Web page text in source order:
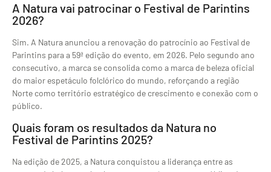
A Natura vai patrocinar o Festival de Parintins
2026?
Sim. A Natura anunciou a renovação do patrocínio ao Festival de
Parintins para a 59ª edição do evento, em 2026. Pelo segundo ano
consecutivo, a marca se consolida como a marca de beleza oficial
do maior espetáculo folclórico do mundo, reforçando a região
Norte como território estratégico de crescimento e conexão com o
público.
Quais foram os resultados da Natura no
Festival de Parintins 2025?
Na edição de 2025, a Natura conquistou a liderança entre as